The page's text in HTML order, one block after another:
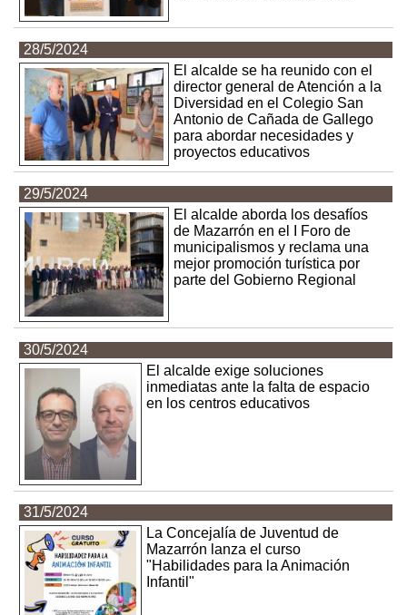
28/5/2024
El alcalde se ha reunido con el
director general de Atención a la
Diversidad en el Colegio San
Antonio de Cañada de Gallego
para abordar necesidades y
proyectos educativos
29/5/2024
El alcalde aborda los desafíos
de Mazarrón en el I Foro de
municipalismos y reclama una
mejor promoción turística por
parte del Gobierno Regional
30/5/2024
El alcalde exige soluciones
inmediatas ante la falta de espacio
en los centros educativos
31/5/2024
La Concejalía de Juventud de
Mazarrón lanza el curso
"Habilidades para la Animación
Infantil"